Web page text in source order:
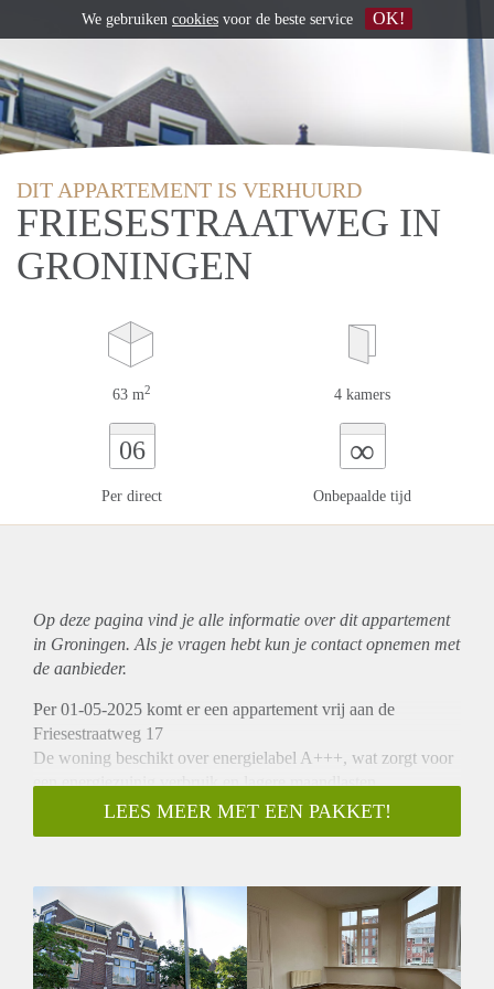
DIT APPARTEMENT IS VERHUURD
FRIESESTRAATWEG IN
GRONINGEN
63 m2 4 kamers
06
Per direct
∞
Onbepaalde tijd
Op deze pagina vind je alle informatie over ditappartement
in Groningen. Als je vragen hebt kun je contact opnemen met
de aanbieder.
Per 01-05-2025 komt er een appartement vrij aan de
Friesestraatweg 17
De woning beschikt over energielabel A+++, wat zorgt voor
een energiezuinig verbruik en lagere maandlasten.
Dit appartement is gelegen in de Kostverloren van
het stadscentrum, winkels, supermarkten, openbaar vervoer
en uitvalswegen bereikbaar. De ligging maakt dit
appartement ideaal voor wie centraal wil wonen.
Indeling:
LEES MEER MET EEN PAKKET!
We gebruiken cookies voor de beste service OK!